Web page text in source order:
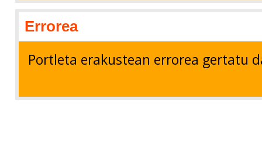
Errorea
Portleta erakustean errorea gertatu